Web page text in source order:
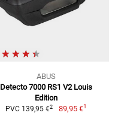
ABUS
Detecto 7000 RS1 V2 Louis
Edition
PVC 139,95 €2 89,95 €1